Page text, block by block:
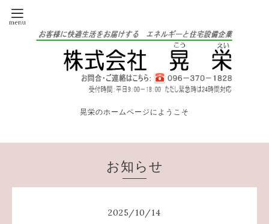
晃栄のホームページにようこそ
お知らせ
2025/10/14